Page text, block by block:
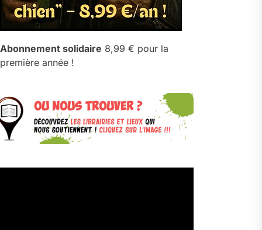
Abonnement solidaire 8,99 € pour la
première année !